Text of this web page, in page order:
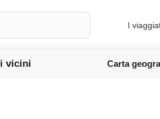
I
vicini Carta